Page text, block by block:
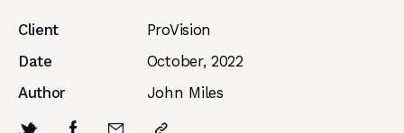
Client
ProVision
Date
October, 2022
Author
John Miles